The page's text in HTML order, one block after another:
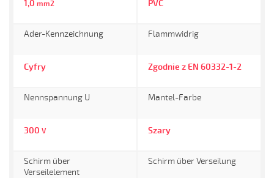
1,0 mm2 PVC
Ader-Kennzeichnung
Cyfry
Flammwidrig
Zgodnie z EN 60332-1-2
Nennspannung U
300 V
Mantel-Farbe
Szary
Schirm über
Verseilelement
Schirm über Verseilung